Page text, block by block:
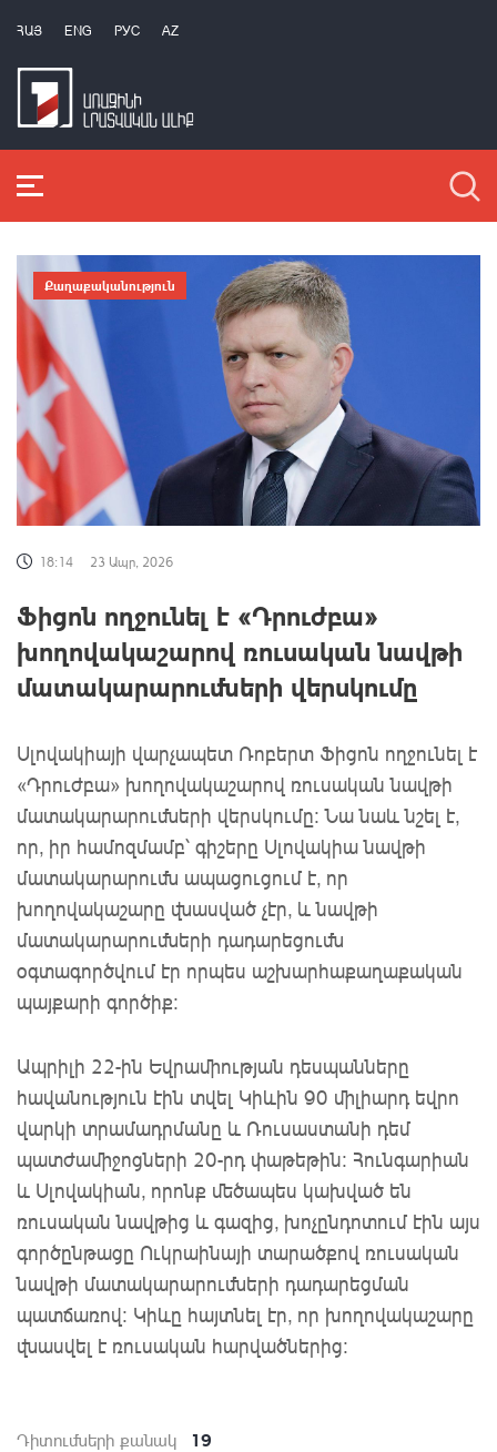
ՀԱՅ ENG РУС AZ
Քաղաքականություն
18:14 23 Ապր, 2026
Ֆիցոն ողջունել է «Դրուժբա»
խողովակաշարով ռուսական նավթի
մատակարարումների վերսկումը
Սլովակիայի վարչապետ Ռոբերտ Ֆիցոն ողջունել է
«Դրուժբա» խողովակաշարով ռուսական նավթի
մատակարարումների վերսկումը: Նա նաև նշել է,
որ, իր համոզմամբ՝ գիշերը Սլովակիա նավթի
մատակարարումն ապացուցում է, որ
խողովակաշարը վնասված չէր, և նավթի
մատակարարումների դադարեցումն
օգտագործվում էր որպես աշխարհաքաղաքական
պայքարի գործիք:
Ապրիլի 22-ին Եվրամիության դեսպանները
հավանություն էին տվել Կիևին 90 միլիարդ եվրո
վարկի տրամադրմանը և Ռուսաստանի դեմ
պատժամիջոցների 20-րդ փաթեթին: Հունգարիան
և Սլովակիան, որոնք մեծապես կախված են
ռուսական նավթից և գազից, խոչընդոտում էին այս
գործընթացը Ուկրաինայի տարածքով ռուսական
նավթի մատակարարումների դադարեցման
պատճառով: Կիևը հայտնել էր, որ խողովակաշարը
վնասվել է ռուսական հարվածներից:
Դիտումների քանակ 19